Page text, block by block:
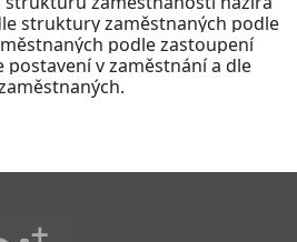
struktury zaměstnaných podle
podle zastoupení
postavení vzaměstnání a dle